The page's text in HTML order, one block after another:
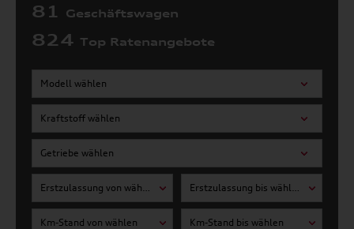
81 Geschäftswagen
824 Top Ratenangebote
Modell wählen
Kraftstoff wählen
Getriebe wählen
Erstzulassung von wählen Erstzulassung bis wählen
Km-Stand von wählen Km-Stand bis wählen